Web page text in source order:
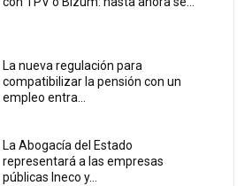
La nueva regulación para
compatibilizar la pensión con un
empleo entra...
La Abogacía del Estado
representará a las empresas
públicas Ineco y...